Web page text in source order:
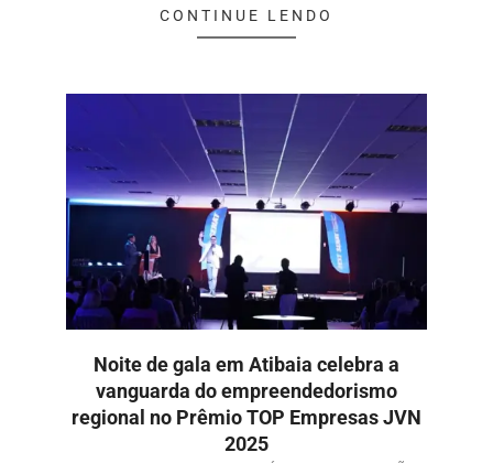
CONTINUE LENDO
Noite de gala em Atibaia celebra a
vanguarda do empreendedorismo
regional no Prêmio TOP Empresas JVN
2025